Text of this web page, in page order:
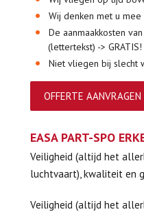
Wij denken met u mee
De aanmaakkosten
(lettertekst) -> GRATIS!
Niet vliegen bij slecht
OFFERTE AANVRAGEN
EASA PART-SPO
Veiligheid (altijd het
luchtvaart), kwaliteit en
Veiligheid (altijd het